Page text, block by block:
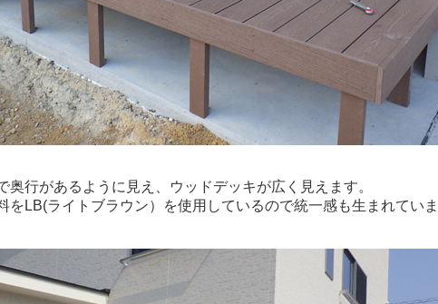
奥行があるように見え、ウッドデッキが広く見えます。
をLB(ライトブラウン）を使用しているので統一感も生まれていま